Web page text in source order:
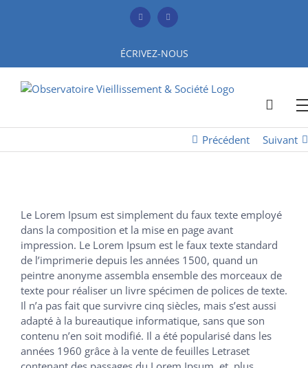
FacebookYouTube
ÉCRIVEZ-NOUS
Précédent Suivant
Le Lorem Ipsum est simplement du faux texte employé
dans la composition et la mise en page avant
impression. Le Lorem Ipsum est le faux texte standard
de l’imprimerie depuis les années 1500, quand un
peintre anonyme assembla ensemble des morceaux de
texte pour réaliser un livre spécimen de polices de texte.
Il n’a pas fait que survivre cinq siècles, mais s’est aussi
adapté à la bureautique informatique, sans que son
contenu n’en soit modifié. Il a été popularisé dans les
années 1960 grâce à la vente de feuilles Letraset